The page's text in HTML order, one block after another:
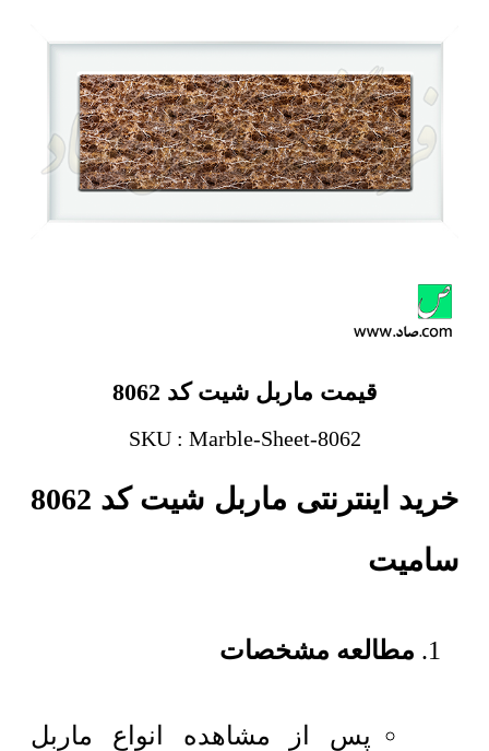
قیمت ماربل شیت کد 8062
SKU : Marble-Sheet-8062
خرید اینترنتی ماربل شیت کد 8062
سامیت
مطالعه مشخصات
پس از مشاهده انواع ماربل